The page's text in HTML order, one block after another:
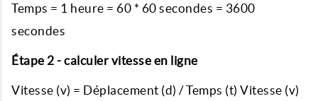
Temps = 1 heure = 60 * 60 secondes = 3600
secondes
Étape 2 - calculer vitesse en ligne
Vitesse (v) = Déplacement (d) / Temps (t) Vitesse (v)